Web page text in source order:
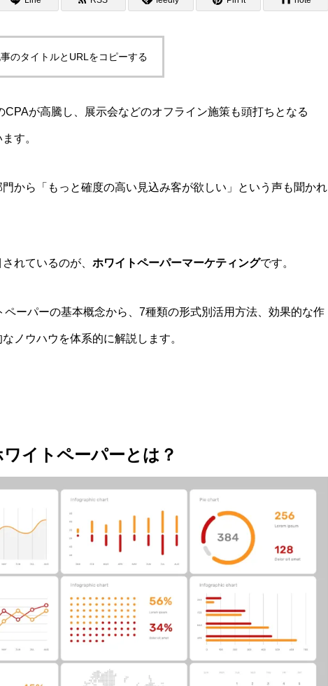
のタイトルとURLをコピーする
が高騰し、展示会などのオフライン施策も頭打ちとなる
す。
から「もっと確度の高い見込み客が欲しい」という声も聞かれ
れているのが、 ホワイトペーパーマーケティングです。
ーパーの基本概念から、7種類の形式別活用方法、効果的な作
ノウハウを体系的に解説します。
イトペーパーとは？